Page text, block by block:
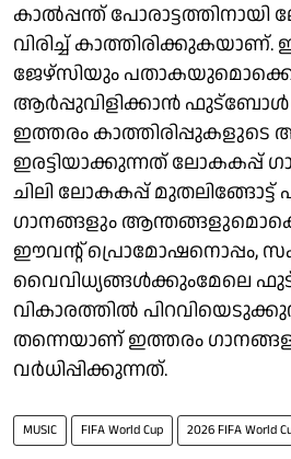
കാല്‍പ്പന്ത് പോരാട്ടത്തിനായി
വിരിച്ച് കാത്തിരിക്കുകയാണ്.
ജേഴ്‌സിയും പതാകയുമൊക്കെ
ആര്‍പ്പുവിളിക്കാന്‍ ഫുട്ബോള്‍
ഇത്തരം കാത്തിരിപ്പുകളുടെ
ഇരട്ടിയാക്കുന്നത് ലോകകപ്പ്
ചിലി ലോകകപ്പ്
ഗാനങ്ങളും
ഈവന്റ് പ്രൊമോഷനൊപ്പം,
വൈവിധ്യങ്ങള്‍ക്കുംമേലെ
വികാരത്തില്‍
തന്നെയാണ് ഇത്തരം
വര്‍ധിപ്പിക്കുന്നത്.
MUSIC FIFA World Cup 2026 FIFA World